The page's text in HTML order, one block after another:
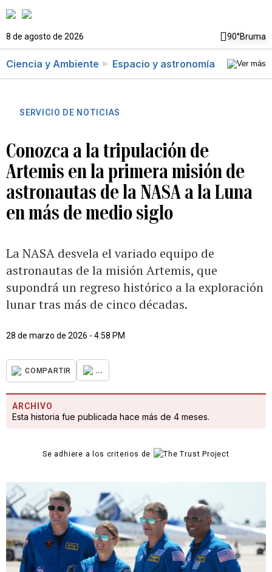
8 de agosto de 2026 90°Bruma
Ciencia y Ambiente Espacio y astronomía
SERVICIO DE NOTICIAS
Conozca a la tripulación de
Artemis en la primera misión de
astronautas de la NASA a la Luna
en más de medio siglo
La NASA desvela el variado equipo de
astronautas de la misión Artemis, que
supondrá un regreso histórico a la exploración
lunar tras más de cinco décadas.
28 de marzo de 2026 - 4:58 PM
COMPARTIR ...
ARCHIVO
Esta historia fue publicada hace más de 4 meses.
Se adhiere a los criterios de